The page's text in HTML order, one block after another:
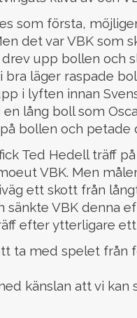
som första,
det var VBK som
upp bollen och
läger raspade
i lyften innan
lång boll som
bollen och petade
Ted Hedell träff
VBK. Men
ett skott från
VBK denna
efter ytterligare
ta med spelet från
känslan att vi